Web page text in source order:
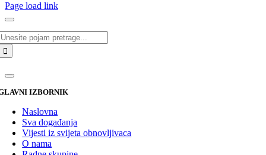
Page load link
IZBORNIK
Naslovna
Sva događanja
Vijesti iz svijeta obnovljivaca
O nama